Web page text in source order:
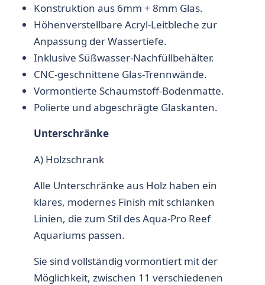
Konstruktion aus 6mm + 8mm Glas.
Höhenverstellbare Acryl-Leitbleche zur
Anpassung der Wassertiefe.
Inklusive Süßwasser-Nachfüllbehälter.
CNC-geschnittene Glas-Trennwände.
Vormontierte Schaumstoff-Bodenmatte.
Polierte und abgeschrägte Glaskanten.
Unterschränke
A) Holzschrank
Alle Unterschränke aus Holz haben ein
klares, modernes Finish mit schlanken
Linien, die zum Stil des Aqua-Pro Reef
Aquariums passen.
Sie sind vollständig vormontiert mit der
Möglichkeit, zwischen 11 verschiedenen